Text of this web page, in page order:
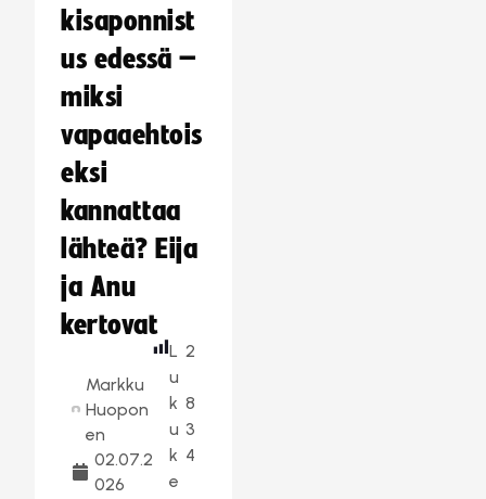
kisaponnist
us edessä –
miksi
vapaaehtois
eksi
kannattaa
lähteä? Eija
ja Anu
kertovat
Markku
Huopon
en
02.07.2
026
L
u
k
u
k
e
2
8
3
4